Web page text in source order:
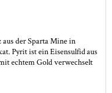
der Sparta Mine in
Pyrit ist ein Eisensulfid aus
echtem Gold verwechselt